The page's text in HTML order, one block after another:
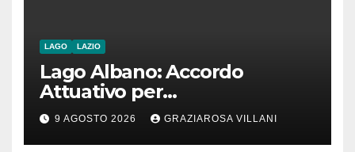
LAGO LAZIO
Lago Albano: Accordo
Attuativo per
l’interconnessione
acquedottistica da 29,5
9 AGOSTO 2026 GRAZIAROSA VILLANI